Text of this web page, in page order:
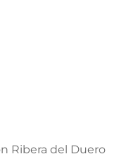
Ribera del Duero